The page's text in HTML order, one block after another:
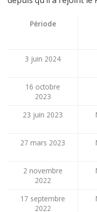
Période
3 juin 2024
16 octobre
2023
23 juin 2023
27 mars 2023
2 novembre
2022
17 septembre
2022